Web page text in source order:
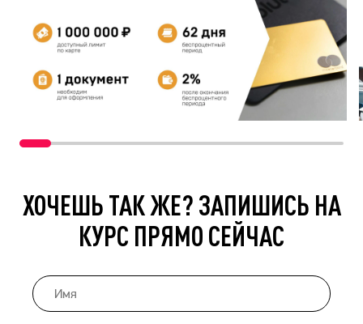
ХОЧЕШЬ ТАК ЖЕ? ЗАПИШИСЬ НА
КУРС ПРЯМО СЕЙЧАС